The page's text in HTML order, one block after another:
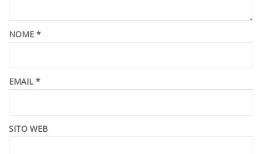
NOME *
EMAIL *
SITO WEB